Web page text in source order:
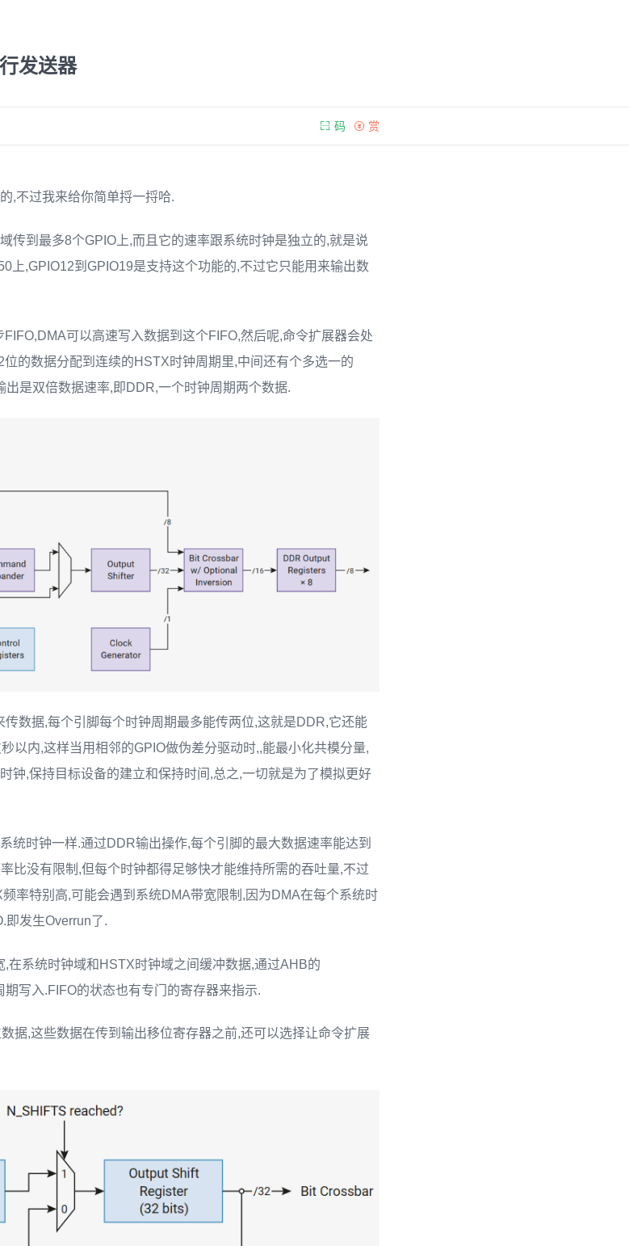
发送器
赏
码
,不过我来给你简单捋一捋哈.
传到最多8个GPIO上,而且它的速率跟系统时钟是独立的,就是说
上,GPIO12到GPIO19是支持这个功能的,不过它只能用来输出数
可以高速写入数据到这个FIFO,然后呢,命令扩展器会处
的数据分配到连续的HSTX时钟周期里,中间还有个多选一的
是双倍数据速率,即DDR,一个时钟周期两个数据.
数据,每个引脚每个时钟周期最多能传两位,这就是DDR,它还能
以内,这样当用相邻的GPIO做伪差分驱动时,,能最小化共模分量,
钟,保持目标设备的建立和保持时间,总之,一切就是为了模拟更好
统时钟一样.通过DDR输出操作,每个引脚的最大数据速率能达到
比没有限制,但每个时钟都得足够快才能维持所需的吞吐量,不过
率特别高,可能会遇到系统DMA带宽限制,因为DMA在每个系统时
即发生Overrun了.
在系统时钟域和HSTX时钟域之间缓冲数据,通过AHB的
写入.FIFO的状态也有专门的寄存器来指示.
据,这些数据在传到输出移位寄存器之前,还可以选择让命令扩展